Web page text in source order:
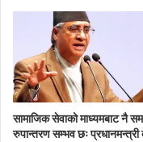
सामाजिक सेवाको माध्यमबाट नै
रुपान्तरण सम्भव छः प्रधानमन्त्री